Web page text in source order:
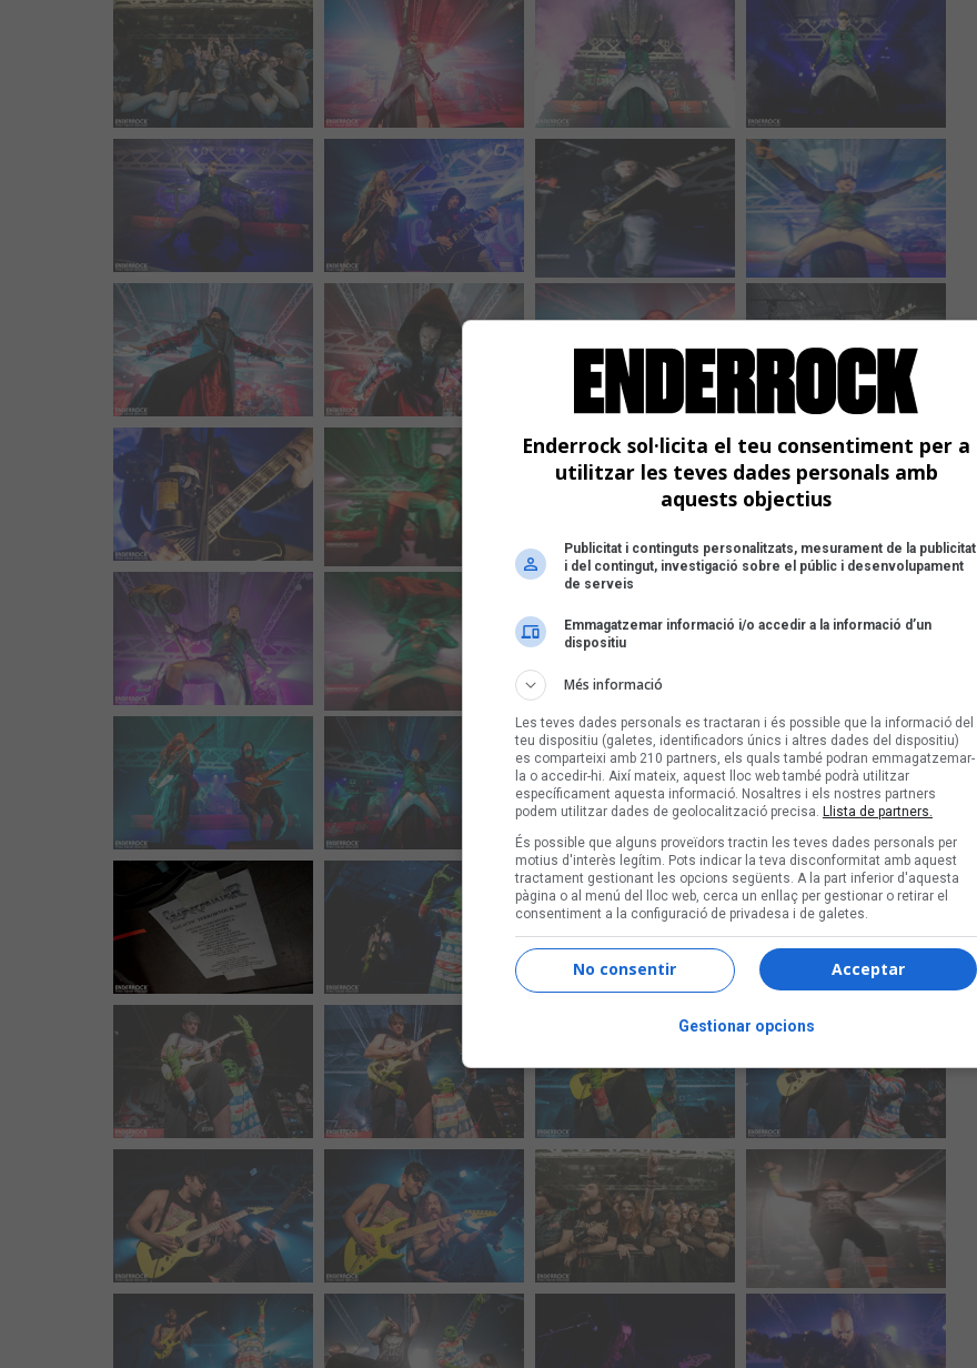
Enderrock sol·licita el teu consentiment per a
utilitzar les teves dades personals amb
aquests objectius
Publicitat i continguts personalitzats, mesurament de la publicitat
i del contingut, investigació sobre el públic i desenvolupament
de serveis
Emmagatzemar informació i/o accedir a la informació d’un
dispositiu
Més informació
Les teves dades personals es tractaran i és possible que la informació del
teu dispositiu (galetes, identificadors únics i altres dades del dispositiu)
es comparteixi amb 210 partners, els quals també podran emmagatzemar-
la o accedir-hi. Així mateix, aquest lloc web també podrà utilitzar
específicament aquesta informació. Nosaltres i els nostres partners
podem utilitzar dades de geolocalització precisa. Llista de partners.
És possible que alguns proveïdors tractin les teves dades personals per
motius d'interès legítim. Pots indicar la teva disconformitat amb aquest
tractament gestionant les opcions següents. A la part inferior d'aquesta
pàgina o al menú del lloc web, cerca un enllaç per gestionar o retirar el
consentiment a la configuració de privadesa i de galetes.
Acceptar
No consentir
Gestionar opcions